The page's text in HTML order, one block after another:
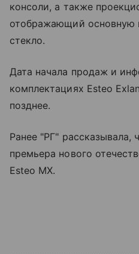
консоли, а также
отображающий основную
стекло.
Дата начала продаж и
комплектациях Esteo
позднее.
Ранее "РГ" рассказывала,
премьера нового
Esteo MX.